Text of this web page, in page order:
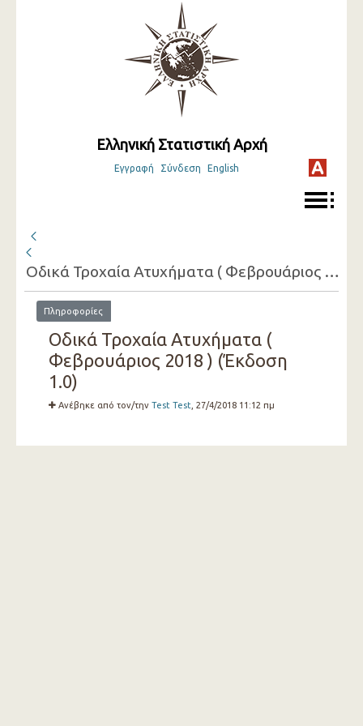
Ελληνική Στατιστική Αρχή
Εγγραφή Σύνδεση English
Οδικά Τροχαία Ατυχήματα ( Φεβρουάριος 2018 )
Πληροφορίες
Οδικά Τροχαία Ατυχήματα (
Φεβρουάριος 2018 ) (Έκδοση
1.0)
Ανέβηκε από τον/την Test Test , 27/4/2018 11:12 πμ